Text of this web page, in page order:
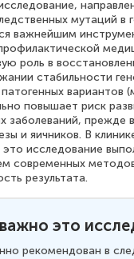
мутаций в
важнейшим
роль в
стабильности
вариантов
повышает риск
заболеваний, прежде
и яичников. В
исследование
современных
результата.
это
рекомендован в